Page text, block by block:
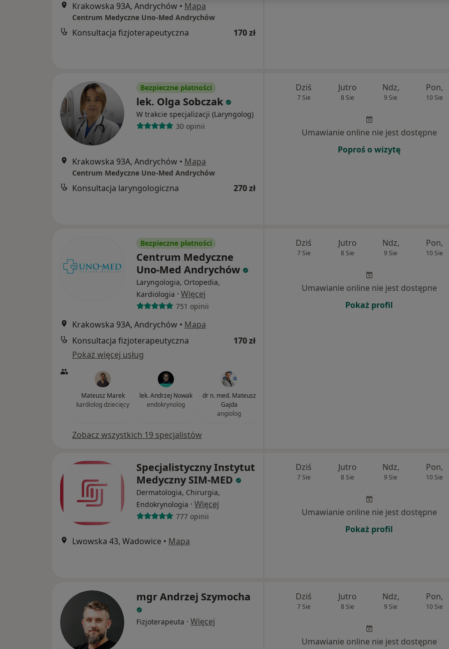
Krakowska 93A, Andrychów • Mapa
Centrum Medyczne Uno-Med Andrychów
Konsultacja fizjoterapeutyczna 170 zł
Bezpieczne płatności
lek. Olga Sobczak
W trakcie specjalizacji (Laryngolog)
30 opinii
Krakowska 93A, Andrychów • Mapa
Centrum Medyczne Uno-Med Andrychów
Konsultacja laryngologiczna 270 zł
Dziś
7 Sie
Jutro
8 Sie
Ndz,
9 Sie
Pon,
10 Sie
Umawianie online nie jest dostępne
Poproś o wizytę
Bezpieczne płatności
Centrum Medyczne
Uno-Med Andrychów
Laryngologia, Ortopedia,
Kardiologia · Więcej
751 opinii
Krakowska 93A, Andrychów • Mapa
Konsultacja fizjoterapeutyczna
170 zł
Pokaż więcej usług
Mateusz Marek
kardiolog dziecięcy
lek. Andrzej Nowak
endokrynolog
dr n. med. Mateusz
Gajda
angiolog
Zobacz wszystkich 19 specjalistów
Dziś
7 Sie
Jutro
8 Sie
Ndz,
9 Sie
Pon,
10 Sie
Umawianie online nie jest dostępne
Pokaż profil
Specjalistyczny Instytut
Medyczny SIM-MED
Dermatologia, Chirurgia,
Endokrynologia · Więcej
777 opinii
Lwowska 43, Wadowice • Mapa
Dziś
7 Sie
Jutro
8 Sie
Ndz,
9 Sie
Pon,
10 Sie
Umawianie online nie jest dostępne
Pokaż profil
mgr Andrzej Szymocha
Fizjoterapeuta · Więcej
Dziś
7 Sie
Jutro
8 Sie
Ndz,
9 Sie
Pon,
10 Sie
Umawianie online nie jest dostępne